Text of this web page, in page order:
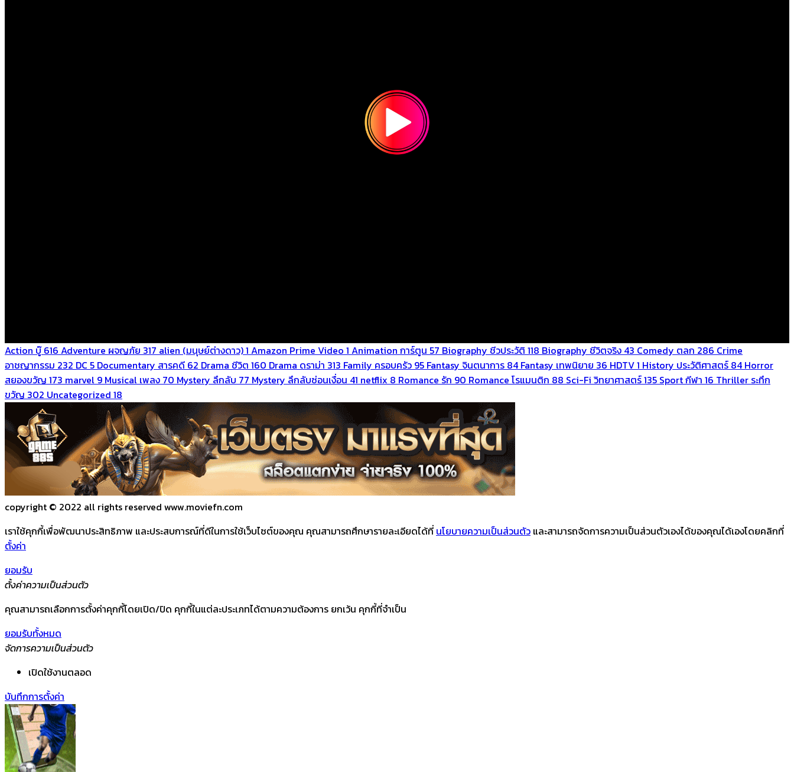
Action บู๊ 616 Adventure ผจญภัย 317 alien (มนุษย์ต่างดาว)1 Amazon Prime Video 1 Animation การ์ตูน 57 Biography ชีวประวัติ 118 Biography ชีวิตจริง 43 Comedy ตลก 286 Crime
อาชญากรรม 232 DC 5 Documentary สารคดี 62 Drama ชีวิต 160 Drama ดราม่า 313 Family ครอบครัว 95 Fantasy จินตนาการ 84 Fantasy เทพนิยาย 36 HDTV1 History ประวัติศาสตร์ 84 Horror
สยองขวัญ 173 marvel 9 Musical เพลง 70 Mystery ลึกลับ 77 Mystery ลึกลับซ่อนเงื่อน 41 netflix 8 Romance รัก 90 Romance โรแมนติก 88 Sci-Fi วิทยาศาสตร์135 Sport กีฬา 16 Thriller ระทึก
ขวัญ 302 Uncategorized 18
copyright © 2022 all rights reserved www.moviefn.com
เราใช้คุกกี้เพื่อพัฒนาประสิทธิภาพ และประสบการณ์ที่ดีในการใช้เว็บไซต์ของคุณ คุณสามารถศึกษารายละเอียดได้ที่ นโยบายความเป็นส่วนตัว และสามารถจัดการความเป็นส่วนตัวเองได้ของคุณได้เองโดยคลิกที่
ตั้งค่า
ยอมรับ
ตั้งค่าความเป็นส่วนตัว
คุณสามารถเลือกการตั้งค่าคุกกี้โดยเปิด/ปิด คุกกี้ในแต่ละประเภทได้ตามความต้องการ ยกเว้น คุกกี้ที่จำเป็น
ยอมรับทั้งหมด
จัดการความเป็นส่วนตัว
เปิดใช้งานตลอด
บันทึกการตั้งค่า